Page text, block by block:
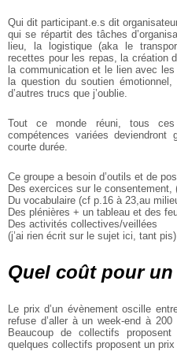
Qui dit participant.e.s dit
qui se répartit des tâches
lieu, la logistique (aka le
recettes pour les repas, la création
la communication et le lien avec
la question du soutien émotionnel,
d’autres trucs que j’oublie.
Tout ce monde réuni, tous
compétences variées
courte durée.
Ce groupe a besoin d’outils et de
Des exercices sur le consentement,
Du vocabulaire (cf p.16 à 23,au
Des plénières + un tableau et des
Des activités collectives/veillées
(j’ai rien écrit sur le sujet ici, tant pis)
Quel coût pour un
Le prix d’un évènement oscille
refuse d’aller à un week-end à
Beaucoup de collectifs
quelques collectifs proposent un prix